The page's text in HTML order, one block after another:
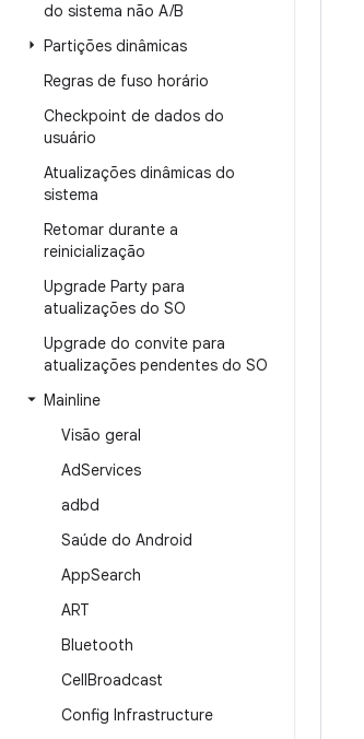
do sistema não A/B
Partições dinâmicas
Regras de fuso horário
Checkpoint de dados do
usuário
Atualizações dinâmicas do
sistema
Retomar durante a
reinicialização
Upgrade Party para
atualizações do SO
Upgrade do convite para
atualizações pendentes do SO
Mainline
Visão geral
AdServices
adbd
Saúde do Android
AppSearch
ART
Bluetooth
CellBroadcast
Config Infrastructure